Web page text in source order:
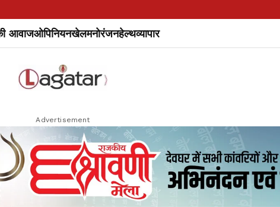
आवाजओपिनियनखेलमनोरंजनहेल्थव्यापार
Advertisement